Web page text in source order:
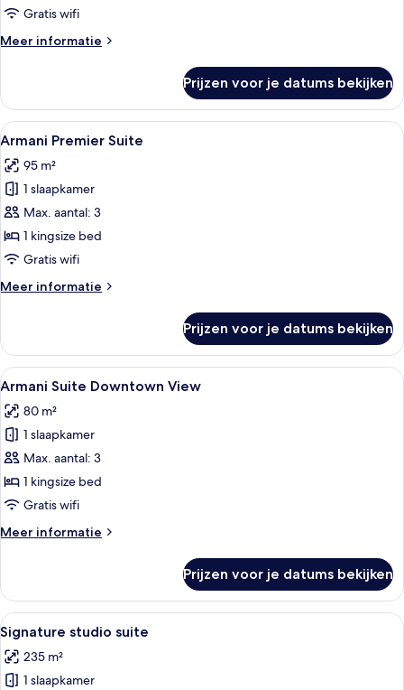
Gratis wifi
Meer informatie
Meer
kamer
Prijzen voor je datums bekijken
Alle
foto's
voor
Armani
Premier
Suite
laden
Een moderne hotelkamer met een
7
Armani Premier Suite
95 m²
1 slaapkamer
Max. aantal: 3
1 kingsize bed
Gratis wifi
Meer informatie
Meer
Premier
Suite
Prijzen voor je datums bekijken
Alle
foto's
voor
Armani
Suite
Downtown
View
Een moderne hotelkamer met een
4
Armani Suite Downtown View
80 m²
1 slaapkamer
Max. aantal: 3
1 kingsize bed
Gratis wifi
Meer informatie
Meer
Suite
Downtown
View
Prijzen voor je datums bekijken
Alle
foto's
voor
Signature
Een moderne woonkamer met
5
Signature studio suite
235 m²
1 slaapkamer